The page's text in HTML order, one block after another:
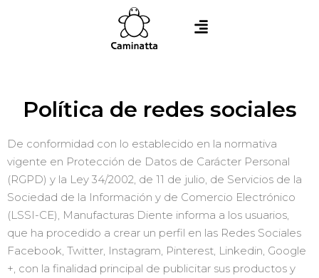
Política de redes sociales
De conformidad con lo establecido en la normativa
vigente en Protección de Datos de Carácter Personal
(RGPD) y la Ley 34/2002, de 11 de julio, de Servicios de la
Sociedad de la Información y de Comercio Electrónico
(LSSI-CE), Manufacturas Diente informa a los usuarios,
que ha procedido a crear un perfil en las Redes Sociales
Facebook, Twitter, Instagram, Pinterest, Linkedin, Google
+, con la finalidad principal de publicitar sus productos y